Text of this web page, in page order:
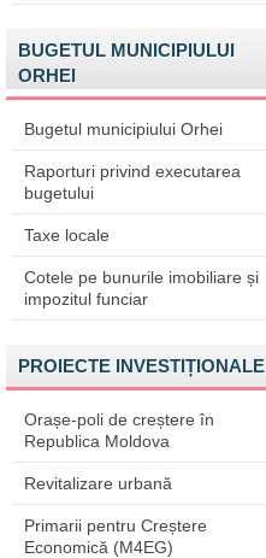
BUGETUL MUNICIPIULUI
ORHEI
Bugetul municipiului Orhei
Raporturi privind executarea
bugetului
Taxe locale
Cotele pe bunurile imobiliare și
impozitul funciar
PROIECTE INVESTIȚIONALE
Orașe-poli de creștere în
Republica Moldova
Revitalizare urbană
Primarii pentru Creștere
Economică (M4EG)